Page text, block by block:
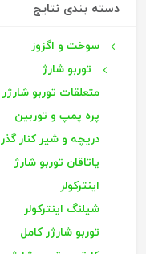
دسته بندی نتایج
سوخت و اگزوز
توربو شارژ
متعلقات توربو شارژر
پره پمپ و توربین
دریچه و شیر کنار گذر
یاتاقان توربو شارژ
اینترکولر
شیلنگ اینترکولر
توربو شارژر کامل